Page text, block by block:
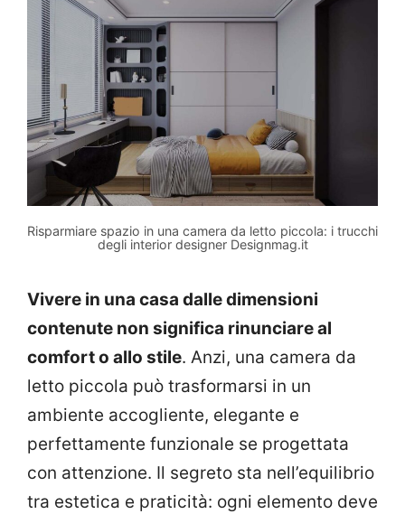
Risparmiare spazio in una camera da letto piccola: i trucchi
degli interior designer Designmag.it
Vivere in una casa dalle dimensioni
contenute non significa rinunciare al
comfort o allo stile. Anzi, una camera da
letto piccola può trasformarsi in un
ambiente accogliente, elegante e
perfettamente funzionale se progettata
con attenzione. Il segreto sta nell’equilibrio
tra estetica e praticità: ogni elemento deve